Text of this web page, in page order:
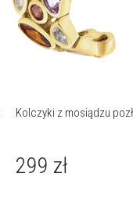
Kolczyki z mosiądzu
299 zł